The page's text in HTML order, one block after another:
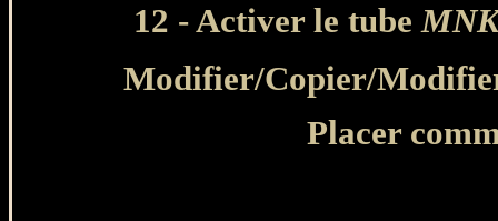
12 - Activer le tube
Modifier/Copier/
Placer